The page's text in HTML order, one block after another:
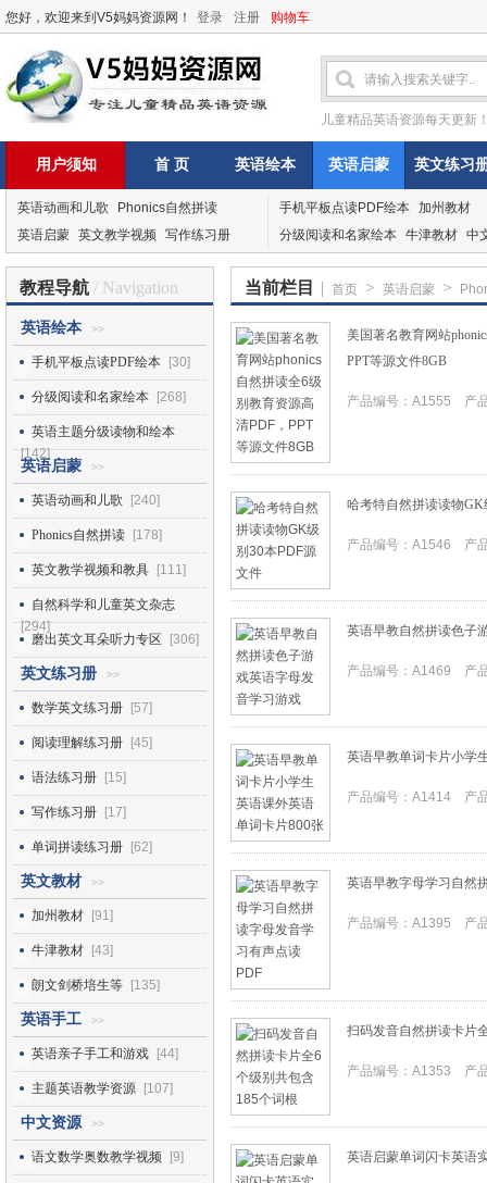
您好，欢迎来到V5妈妈资源网！ 登录 注册 购物车
儿童精品英语资源每天更新
用户须知 首 页 英语绘本 英语启蒙 英文练习
英语动画和儿歌
Phonics自然拼读
英语启蒙 英文教学视频 写作练习册
手机平板点读PDF绘本 加州教材
分级阅读和名家绘本 牛津教材 中
教程导航 / Navigation
英语绘本 >>
手机平板点读PDF绘本 [30]
分级阅读和名家绘本 [268]
英语主题分级读物和绘本
[142]
英语启蒙 >>
英语动画和儿歌 [240]
Phonics自然拼读 [178]
英文教学视频和教具 [111]
自然科学和儿童英文杂志
[294]
磨出英文耳朵听力专区
[306]
英文练习册 >>
数学英文练习册 [57]
阅读理解练习册 [45]
语法练习册 [15]
写作练习册 [17]
单词拼读练习册 [62]
英文教材 >>
加州教材 [91]
牛津教材 [43]
朗文剑桥培生等 [135]
英语手工 >>
英语亲子手工和游戏 [44]
主题英语教学资源 [107]
中文资源 >>
语文数学奥数教学视频 [9]
当前栏目 | 首页 > 英语启蒙 >
美国著名教育网站
PPT等源文件8GB
产品编号：A1555 产
哈考特自然拼读读物GK
产品编号：A1546 产
英语早教自然拼读色子
产品编号：A1469 产
英语早教单词卡片小学
产品编号：A1414 产
英语早教字母学习自然
产品编号：A1395 产
扫码发音自然拼读卡片
产品编号：A1353 产
英语启蒙单词闪卡英语